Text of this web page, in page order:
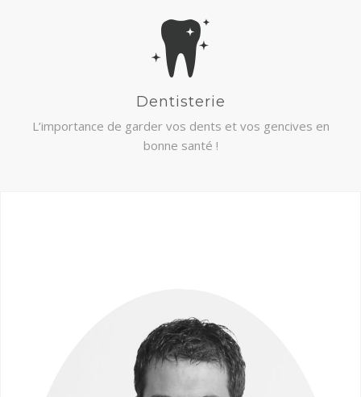
Dentisterie
L’importance de garder vos dents et vos gencives en
bonne santé !